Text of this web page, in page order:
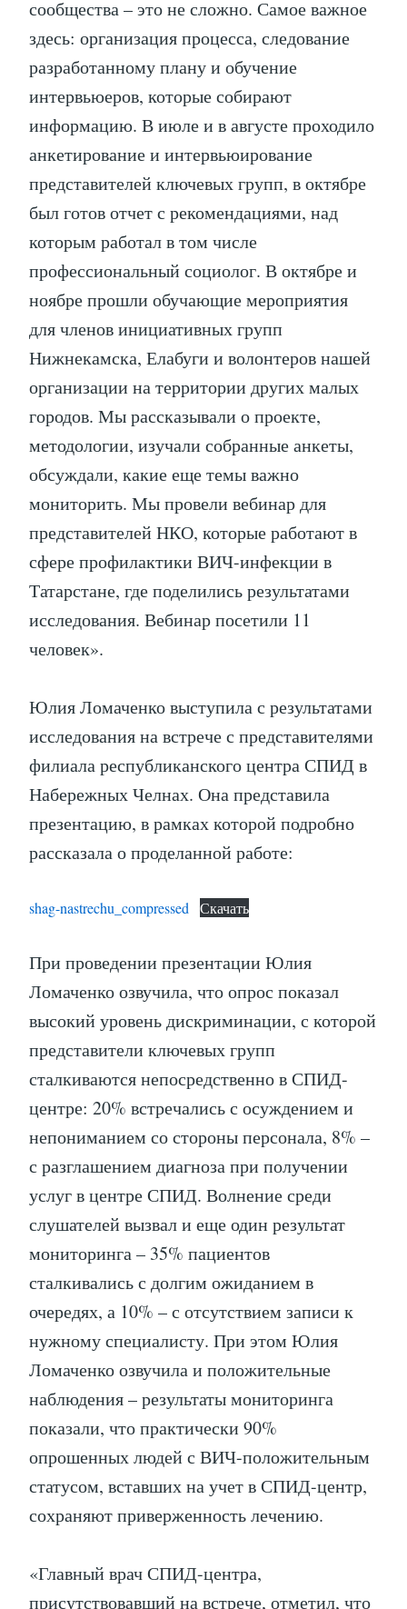
сообщества – это не сложно. Самое важное
здесь: организация процесса, следование
разработанному плану и обучение
интервьюеров, которые собирают
информацию. В июле и в августе проходило
анкетирование и интервьюирование
представителей ключевых групп, в октябре
был готов отчет с рекомендациями, над
которым работал в том числе
профессиональный социолог. В октябре и
ноябре прошли обучающие мероприятия
для членов инициативных групп
Нижнекамска, Елабуги и волонтеров нашей
организации на территории других малых
городов. Мы рассказывали о проекте,
методологии, изучали собранные анкеты,
обсуждали, какие еще темы важно
мониторить. Мы провели вебинар для
представителей НКО, которые работают в
сфере профилактики ВИЧ-инфекции в
Татарстане, где поделились результатами
исследования. Вебинар посетили 11
человек».
Юлия Ломаченко выступила с результатами
исследования на встрече с представителями
филиала республиканского центра СПИД в
Набережных Челнах. Она представила
презентацию, в рамках которой подробно
рассказала о проделанной работе:
shag-nastrechu_compressed Скачать
При проведении презентации Юлия
Ломаченко озвучила, что опрос показал
высокий уровень дискриминации, с которой
представители ключевых групп
сталкиваются непосредственно в СПИД-
центре: 20% встречались с осуждением и
непониманием со стороны персонала, 8% –
с разглашением диагноза при получении
услуг в центре СПИД. Волнение среди
слушателей вызвал и еще один результат
мониторинга – 35% пациентов
сталкивались с долгим ожиданием в
очередях, а 10% – с отсутствием записи к
нужному специалисту. При этом Юлия
Ломаченко озвучила и положительные
наблюдения – результаты мониторинга
показали, что практически 90%
опрошенных людей с ВИЧ-положительным
статусом, вставших на учет в СПИД-центр,
сохраняют приверженность лечению.
«Главный врач СПИД-центра,
присутствовавший на встрече, отметил, что